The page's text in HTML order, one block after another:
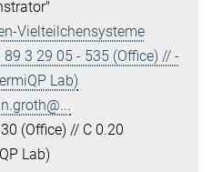
Vielteilchensysteme
89 3 29 05 - 535 (Office) // -
Lab)
(Office) // C 0.20
Lab)